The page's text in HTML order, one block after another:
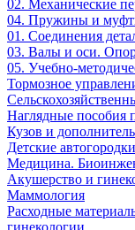
02. Механические
04. Пружины и
01. Соединения
03. Валы и оси.
05. Учебно-
Тормозное
Наглядные пособия
Кузов и
Детские
Медицина.
Акушерство и
Маммология
Расходные
гинекологии